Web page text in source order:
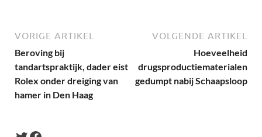
VORIGE ARTIKEL
Beroving bij
tandartspraktijk, dader eist
Rolex onder dreiging van
hamer in Den Haag
VOLGENDE ARTIKEL
Hoeveelheid
drugsproductiematerialen
gedumpt nabij Schaapsloop